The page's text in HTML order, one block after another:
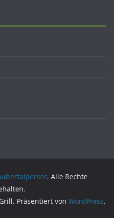
. Alle Rechte
Präsentiert von WordPress.